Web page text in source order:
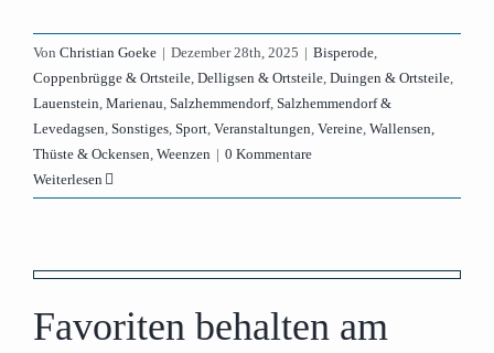
Von Christian Goeke | Dezember 28th, 2025 | Bisperode
Coppenbrügge & Ortsteile Delligsen & Ortsteile Duingen & Ortsteile
Lauenstein Marienau Salzhemmendorf, Salzhemmendorf &
Levedagsen Sonstiges Sport Veranstaltungen Vereine Wallensen,
Thüste & Ockensen Weenzen | 0 Kommentare
Weiterlesen
Favoriten behalten am